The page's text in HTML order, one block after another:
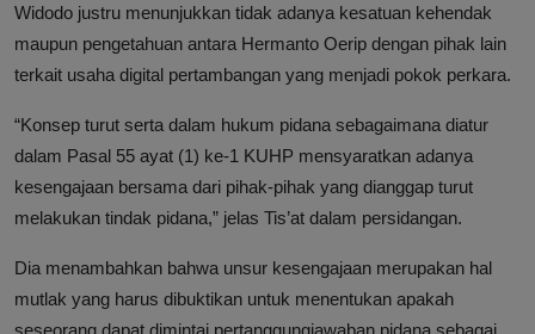
Widodo justru menunjukkan tidak adanya kesatuan kehendak
maupun pengetahuan antara Hermanto Oerip dengan pihak lain
terkait usaha digital pertambangan yang menjadi pokok perkara.
“Konsep turut serta dalam hukum pidana sebagaimana diatur
dalam Pasal 55 ayat (1) ke-1 KUHP mensyaratkan adanya
kesengajaan bersama dari pihak-pihak yang dianggap turut
melakukan tindak pidana,” jelas Tis’at dalam persidangan.
Dia menambahkan bahwa unsur kesengajaan merupakan hal
mutlak yang harus dibuktikan untuk menentukan apakah
seseorang dapat dimintai pertanggungjawaban pidana sebagai